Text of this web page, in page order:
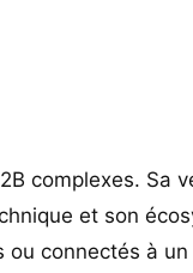
complexes. Sa
et son
connectés à un